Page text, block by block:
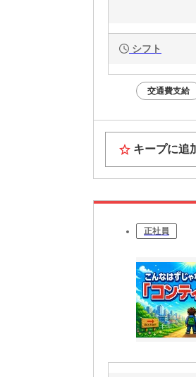
シフト
交通費支給
キープに追
正社員